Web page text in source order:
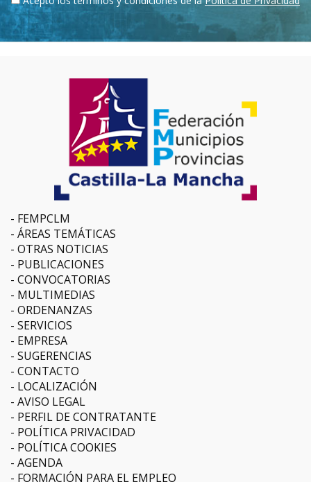
FEMPCLM
ÁREAS TEMÁTICAS
OTRAS NOTICIAS
PUBLICACIONES
CONVOCATORIAS
MULTIMEDIAS
ORDENANZAS
SERVICIOS
EMPRESA
SUGERENCIAS
CONTACTO
LOCALIZACIÓN
AVISO LEGAL
PERFIL DE CONTRATANTE
POLÍTICA PRIVACIDAD
POLÍTICA COOKIES
AGENDA
FORMACIÓN PARA EL EMPLEO